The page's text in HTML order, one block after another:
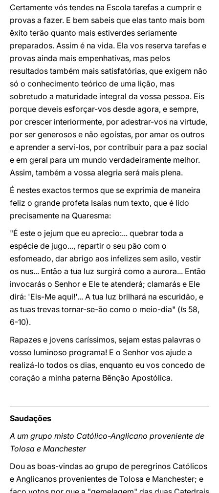
Certamente vós tendes na Escola tarefas a cumprir e
provas a fazer. E bem sabeis que elas tanto mais bom
êxito terão quanto mais estiverdes seriamente
preparados. Assim é na vida. Ela vos reserva tarefas e
provas ainda mais empenhativas, mas pelos
resultados também mais satisfatórias, que exigem não
só o conhecimento teórico de uma lição, mas
sobretudo a maturidade integral da vossa pessoa. Eis
porque deveis esforçar-vos desde agora, e sempre,
por crescer interiormente, por adestrar-vos na virtude,
por ser generosos e não egoístas, por amar os outros
e aprender a servi-los, por contribuir para a paz social
e em geral para um mundo verdadeiramente melhor.
Assim, também a vossa alegria será mais plena.
É nestes exactos termos que se exprimia de maneira
feliz o grande profeta Isaías num texto, que é lido
precisamente na Quaresma:
"É este o jejum que eu aprecio:... quebrar toda a
espécie de jugo..., repartir o seu pão com o
esfomeado, dar abrigo aos infelizes sem asilo, vestir
os nus... Então a tua luz surgirá como a aurora... Então
invocarás o Senhor e Ele te atenderá; clamarás e Ele
dirá: 'Eis-Me aqui!'... A tua luz brilhará na escuridão, e
as tuas trevas tornar-se-ão como o meio-dia" (Is 58,
6-10).
Rapazes e jovens caríssimos, sejam estas palavras o
vosso luminoso programa! E o Senhor vos ajude a
realizá-lo todos os dias, enquanto eu vos concedo de
coração a minha paterna Bênção Apostólica.
Saudações
A um grupo misto Católico-Anglicano proveniente de
Tolosa e Manchester
Dou as boas-vindas ao grupo de peregrinos Católicos
e Anglicanos provenientes de Tolosa e Manchester; e